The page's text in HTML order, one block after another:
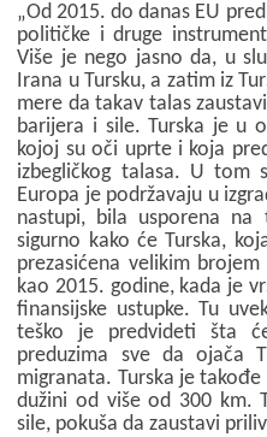
„Od 2015. do danas EU
političke i druge
Više je nego jasno da, u
Irana u Tursku, a zatim iz
mere da takav talas
barijera i sile. Turska je u
kojoj su oči uprte i koja
izbegličkog talasa. U tom
Europa je podržavaju u
nastupi, bila usporena
sigurno kako će Turska,
prezasićena velikim
kao 2015. godine, kada je
finansijske ustupke. Tu
teško je predvideti šta
preduzima sve da ojača
migranata. Turska je
dužini od više od 300 km.
sile, pokuša da zaustavi